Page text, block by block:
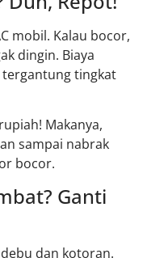
mobil. Kalau bocor,
dingin. Biaya
tingkat
Makanya,
sampai nabrak
bocor.
Ganti
dan kotoran.